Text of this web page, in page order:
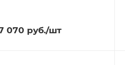
070 руб./шт